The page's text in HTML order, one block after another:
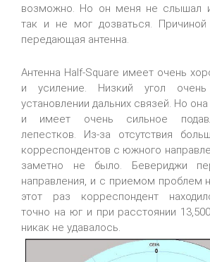
возможно. Но он меня не слышал
так и не мог дозваться.
передающая антенна.
Антенна Half-Square имеет очень
и усиление. Низкий угол
установлении дальних связей. Но
и имеет очень сильное
лепестков. Из-за отсутствия
корреспондентов с южного
заметно не было. Бевериджи
направления, и с приемом проблем
этот раз корреспондент
точно на юг и при расстоянии
никак не удавалось.